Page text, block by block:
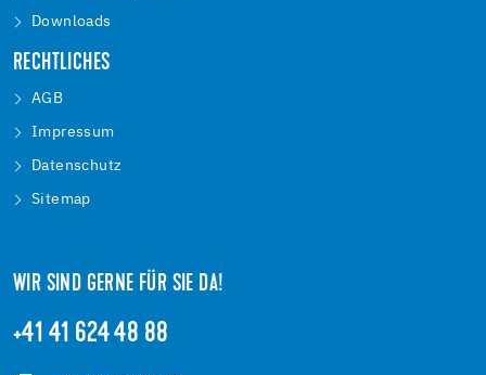
Downloads
RECHTLICHES
AGB
Impressum
Datenschutz
Sitemap
WIR SIND GERNE FÜR SIE DA!
+41 41 624 48 88